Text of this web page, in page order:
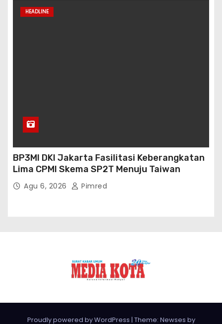
HEADLINE
BP3MI DKI Jakarta Fasilitasi Keberangkatan
Lima CPMI Skema SP2T Menuju Taiwan
Agu 6, 2026 Pimred
Proudly powered by WordPress | Theme: Newses by